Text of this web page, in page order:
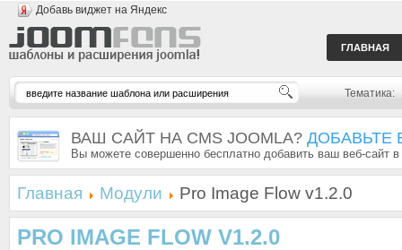
Добавь виджет на Яндекс
ГЛАВНАЯ
Тематика:
ВАШ САЙТ НА CMS JOOMLA? ДОБАВЬТЕ
Вы можете совершенно бесплатно добавить ваш веб-сайт
Главная Модули Pro Image Flow v1.2.0
PRO IMAGE FLOW V1.2.0